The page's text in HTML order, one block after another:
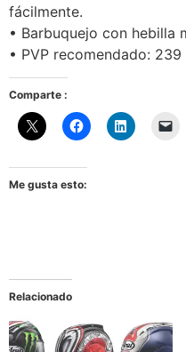
fácilmente.
• Barbuquejo con hebilla
• PVP recomendado:
Comparte :
Me gusta esto:
Relacionado